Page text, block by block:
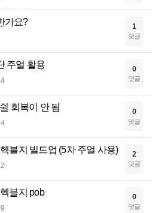
가요? 1
댓글
주얼 활용 0
댓글
회복이 안 됨 0
댓글
블지 빌드업 (5차 주얼 사용) 2
댓글
블지 pob 0
댓글